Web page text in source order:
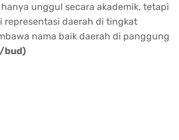
unggul secara akademik, tetapi
representasi daerah di tingkat
nama baik daerah di panggung
bud)